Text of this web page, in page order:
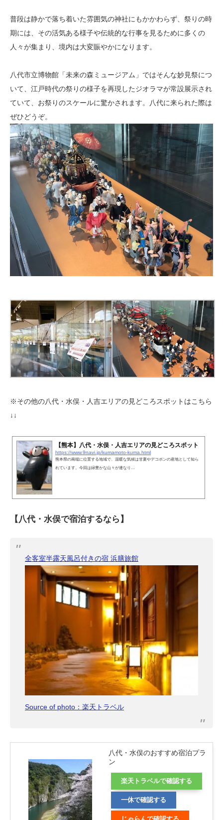
普段は静かで落ち着いた雰囲気の神社にもかかわらず、祭りの時
期には、その活気ある様子や伝統的な行事を見るために多くの
人々が集まり、境内は大変賑やかになります。
八代市立博物館「未来の森ミュージアム」ではそんな妙見祭につ
いて、江戸時代の祭りの様子を再現したジオラマが常設展示され
ていて、お祭りのスケールに驚かされます。八代に来られた際は
ぜひどうぞ。
※その他の八代・水俣・人吉エリアの見どころスポットはこちら
↓↓
【熊本】八代・水俣・人吉エリアの見どころスポット
https://www.9navi.jp/kumamoto-kuma.html
熊本県の南端に位置する地域で、温暖な気候は甘夏やデコポンの産地として知ら
れています。今回は緑豊かな山々が連なり…
【八代・水俣で宿泊するなら】
全客室半露天風呂付きの宿 浜膳旅館
Source of photo：楽天トラベル
八代・水俣のおすすめ宿泊プラ
ン
楽天トラベルで確認する
一休で確認する